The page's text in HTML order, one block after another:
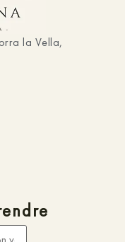
la Vella,